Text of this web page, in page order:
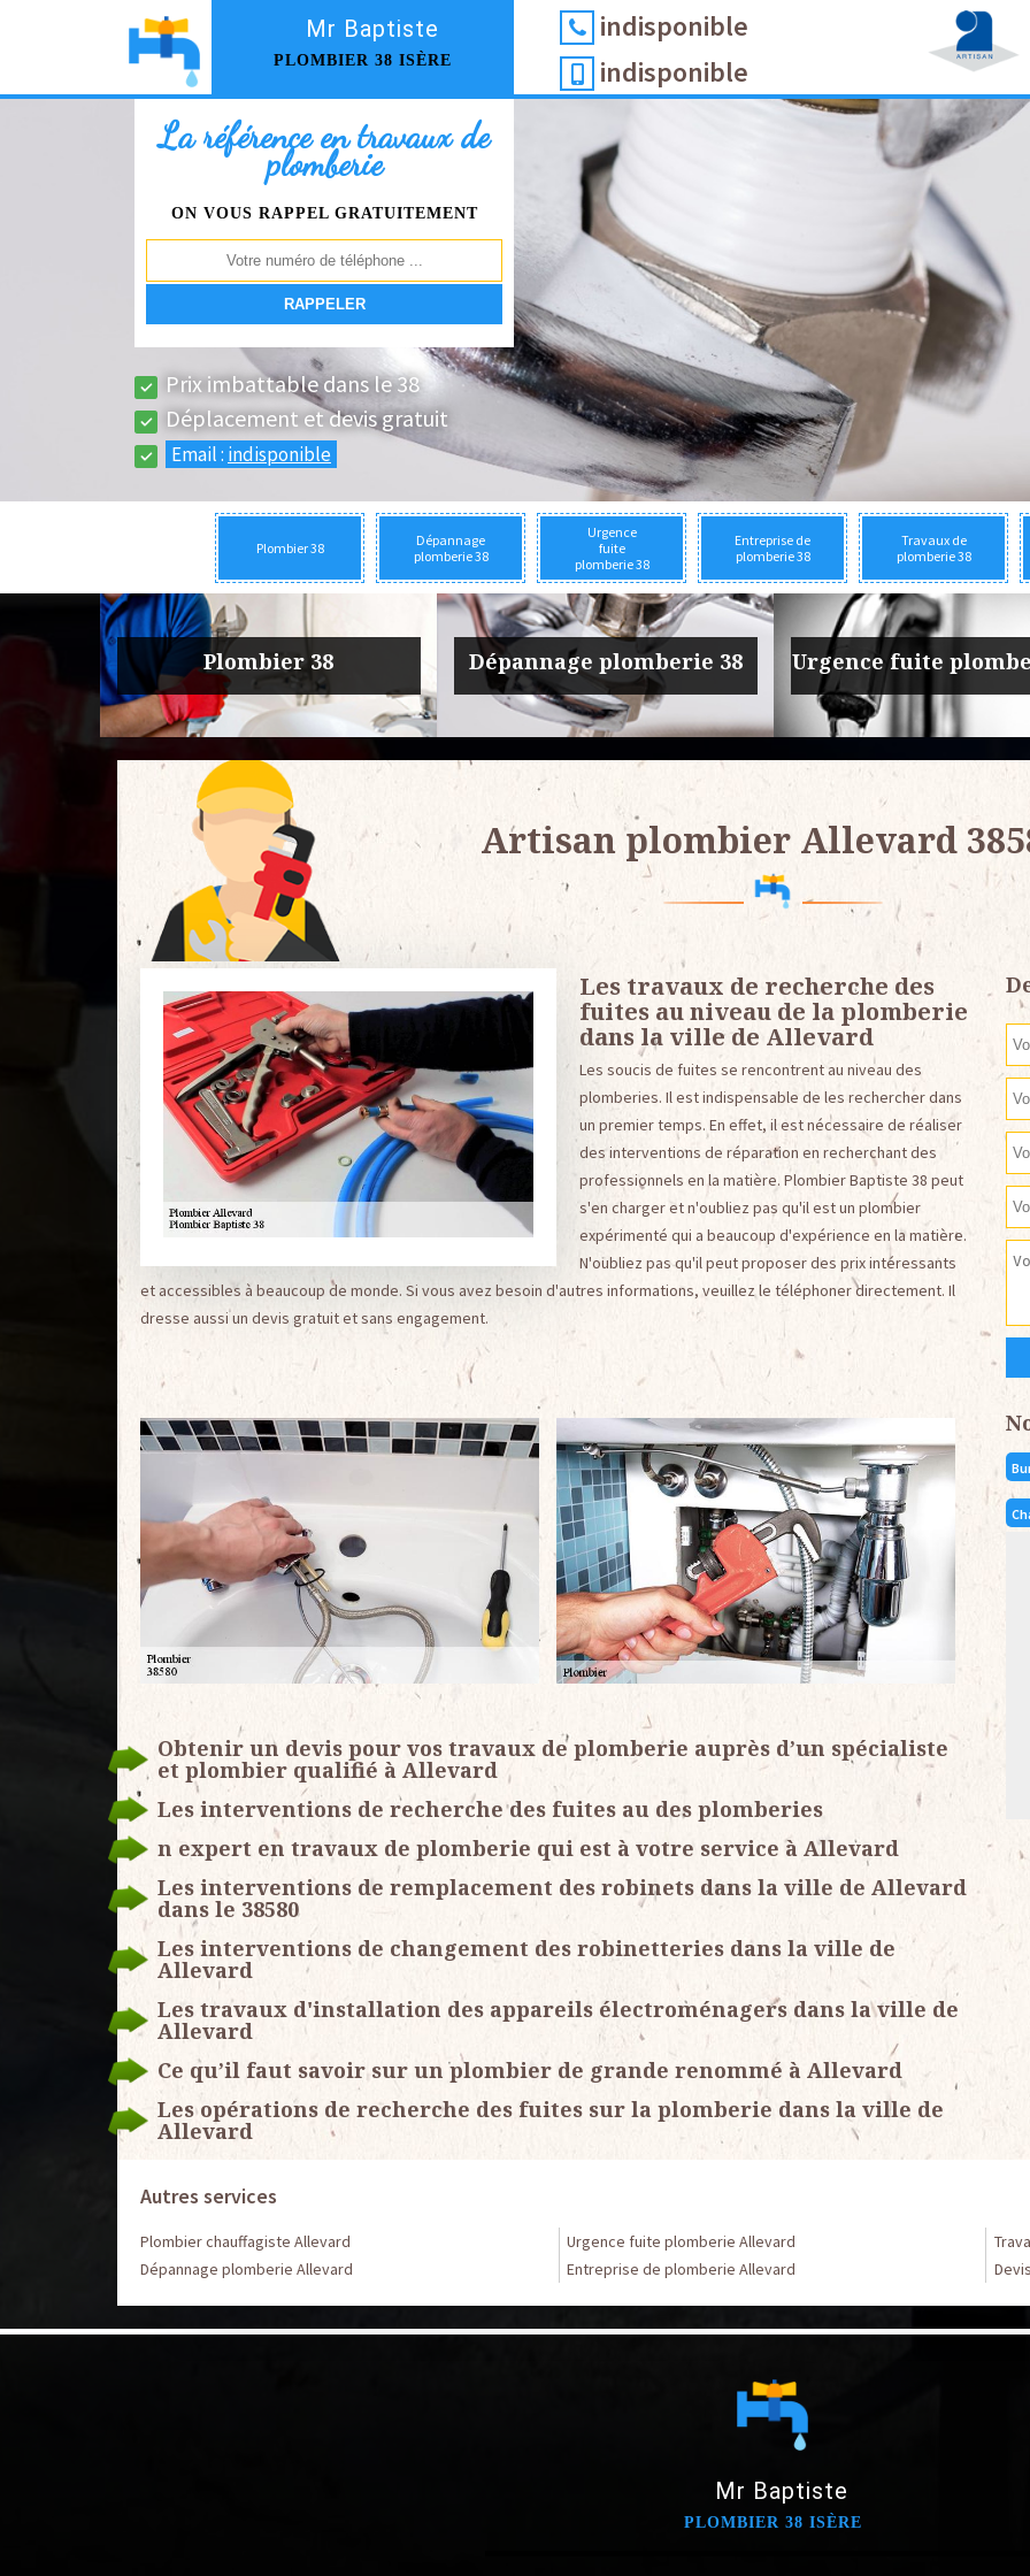
Mr Baptiste
PLOMBIER 38 ISÈRE
indisponible
indisponible
La référence en travaux de
plomberie
ON VOUS RAPPEL GRATUITEMENT
Prix imbattable dans le 38
Déplacement et devis gratuit
Email : indisponible
Plombier 38
Dépannage
plomberie 38
Urgence
fuite
plomberie 38
Entreprise de
plomberie 38
Travaux de
plomberie 38
Urgence fuite plomberie 38 Entreprise de plomberie 38 Travaux de
Artisan plombier Allevard
Les travaux de recherche des
fuites au niveau de la plomberie
dans la ville de Allevard
Les soucis de fuites se rencontrent au niveau des
plomberies. Il est indispensable de les rechercher dans
un premier temps. En effet, il est nécessaire de réaliser
des interventions de réparation en recherchant des
professionnels en la matière. Plombier Baptiste 38 peut
s'en charger et n'oubliez pas qu'il est un plombier
expérimenté qui a beaucoup d'expérience en la matière.
N'oubliez pas qu'il peut proposer des prix intéressants
et accessibles à beaucoup de monde. Si vous avez besoin d'autres informations, veuillez le téléphoner directement. Il
dresse aussi un devis gratuit et sans engagement.
Obtenir un devis pour vos travaux de plomberie auprès d’un spécialiste
et plombier qualifié à Allevard
Les interventions de recherche des fuites au des plomberies
n expert en travaux de plomberie qui est à votre service à Allevard
Les interventions de remplacement des robinets dans la ville de Allevard
dans le 38580
Les interventions de changement des robinetteries dans la ville de
Allevard
Les travaux d'installation des appareils électroménagers dans la ville de
Allevard
Ce qu’il faut savoir sur un plombier de grande renommé à Allevard
Les opérations de recherche des fuites sur la plomberie dans la ville de
Allevard
Autres services
Plombier chauffagiste Allevard
Dépannage plomberie Allevard
Urgence fuite plomberie Allevard
Entreprise de plomberie Allevard
Mr Baptiste
PLOMBIER 38 ISÈRE